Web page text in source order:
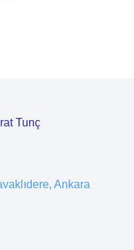
Ankara